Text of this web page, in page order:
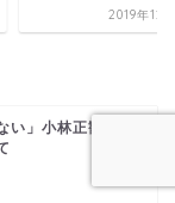
2019年12
い」小林正観さん